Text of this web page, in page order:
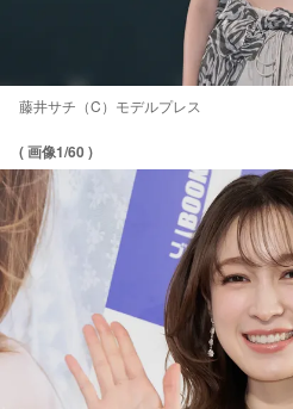
藤井サチ（C）モデルプレス
( 画像1/60 )